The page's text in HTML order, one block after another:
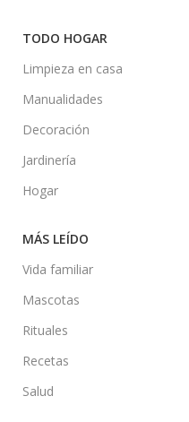
TODO HOGAR
Limpieza en casa
Manualidades
Decoración
Jardinería
Hogar
MÁS LEÍDO
Vida familiar
Mascotas
Rituales
Recetas
Salud